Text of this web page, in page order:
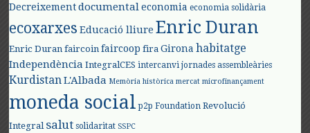
Decreixement documental economia economia solidària
ecoxarxes Educació lliure Enric Duran
Enric Duran faircoin faircoop fira Girona habitatge
Independència IntegralCES intercanvi jornades assembleàries
KurdistanL'Albada Memòria històrica mercat microfinançament
moneda social p2p Foundation Revolució
Integral salut solidaritat SSPC